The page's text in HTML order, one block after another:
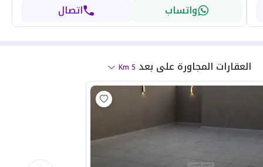
واتساب اتصال
العقارات المجاورة على بعد 5
Km